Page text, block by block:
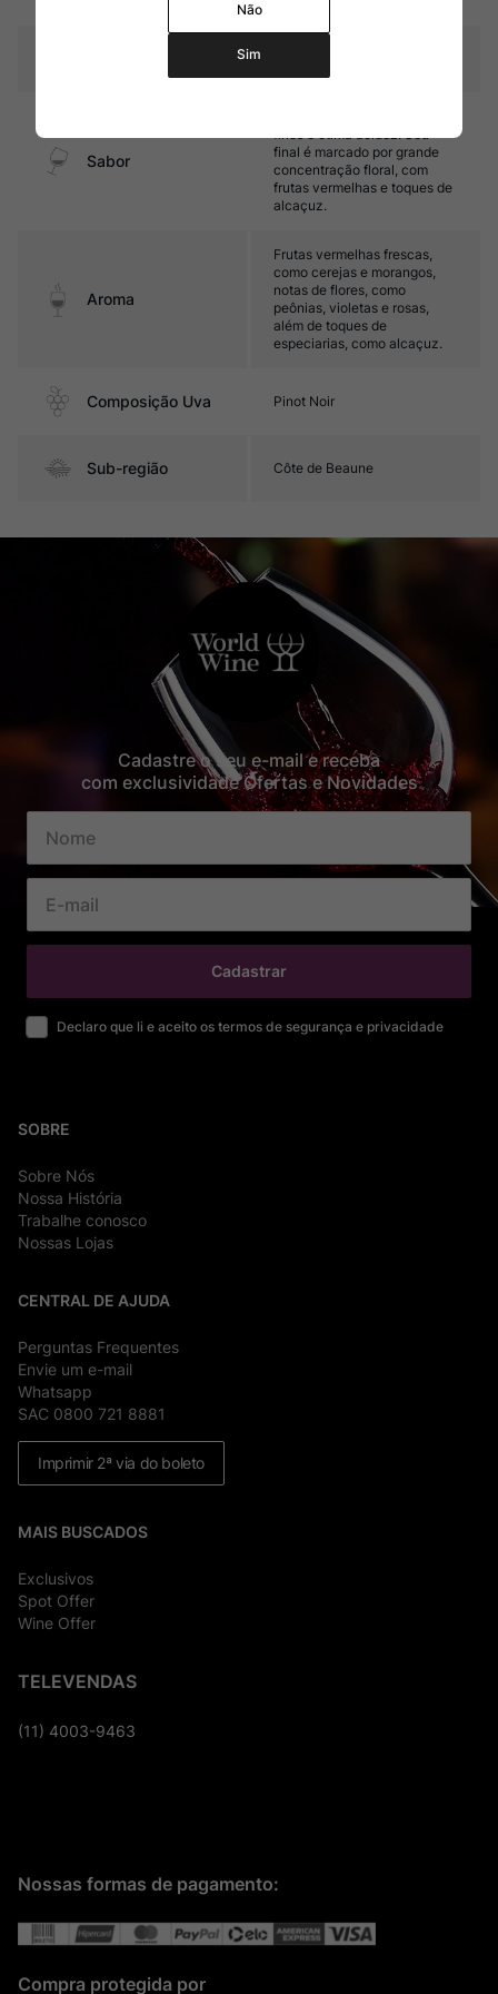
Sabor
finos e ótima acidez. Seu
final é marcado por grande
concentração floral, com
frutas vermelhas e toques de
alcaçuz.
Aroma
Frutas vermelhas frescas,
como cerejas e morangos,
notas de flores, como
peônias, violetas e rosas,
além de toques de
especiarias, como alcaçuz.
Composição Uva Pinot Noir
Sub-região Côte de Beaune
Cadastre o seu e-mail e receba
com exclusividade Ofertas e Novidades
Cadastrar
Declaro que li e aceito os termos de segurança e privacidade
SOBRE
Sobre Nós
Nossa História
Trabalhe conosco
Nossas Lojas
CENTRAL DE AJUDA
Perguntas Frequentes
Envie um e-mail
Whatsapp
SAC 0800 721 8881
Imprimir 2ª via do boleto
MAIS BUSCADOS
Exclusivos
Spot Offer
Wine Offer
TELEVENDAS
(11) 4003-9463
Nossas formas de pagamento:
Compra protegida por
Não
Sim